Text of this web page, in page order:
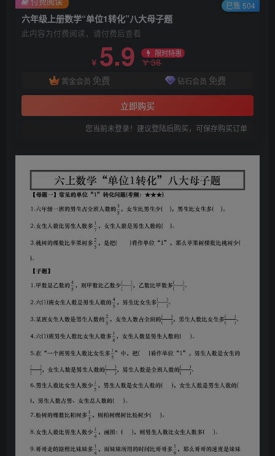
六年级上册数学“单位1转化”八大母子题
此内容为付费阅读，请付费后查看
￥ 5.9 限时特惠
￥38
黄金会员 免费 钻石会员 免费
立即购买
您当前未登录！建议登陆后购买，可保存购买订单
已售 504